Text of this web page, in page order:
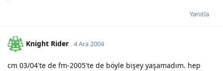
Yanıtla
Knight Rider 4 Ara 2004
cm 03/04'te de fm-2005'te de böyle bişey yaşamadım. hep